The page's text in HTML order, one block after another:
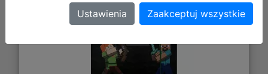
Ustawienia Zaakceptuj wszystkie